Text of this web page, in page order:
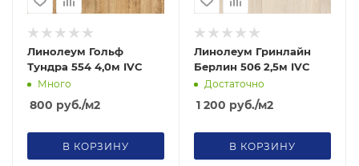
Линолеум Гольф
Тундра 554 4,0м IVC
Много
800 руб./м2
В КОРЗИНУ
Линолеум Гринлайн
Берлин 506 2,5м IVC
Достаточно
1 200 руб./м2
В КОРЗИНУ